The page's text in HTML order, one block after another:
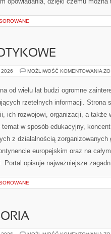
2026 MOŻLIWOŚĆ KOMENTOWANIA
od wielu lat budzi ogromne
rzetelnych informacji. Strona
ich rozwojowi, organizacji, a także
w sposób edukacyjny,
z działalnością
europejskim oraz na
Portal opisuje najważniejsze